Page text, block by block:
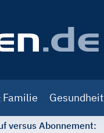
Familie Gesundheit
versus Abonnement: